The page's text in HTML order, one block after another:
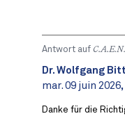
Antwort auf C.A.E.N.
Dr. Wolfgang
mar. 09 juin 2026,
Danke für die